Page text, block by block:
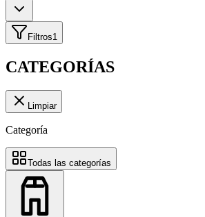
Filtros1
CATEGORÍAS
Limpiar
Categoría
Todas las categorías